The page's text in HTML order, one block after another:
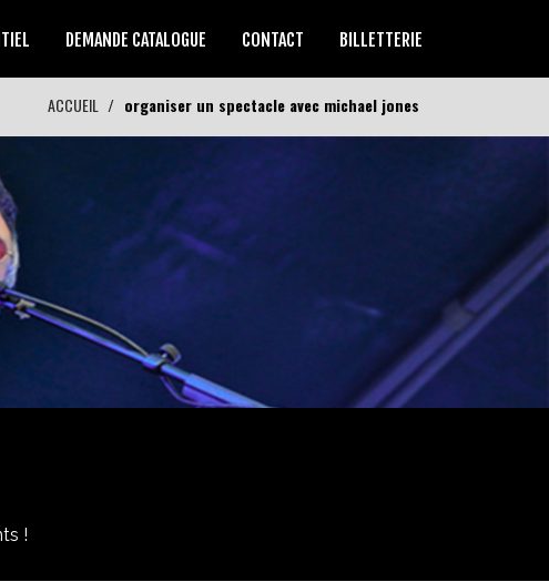
DEMANDE CATALOGUE CONTACT BILLETTERIE
ACCUEIL organiser un spectacle avec michael jones
!